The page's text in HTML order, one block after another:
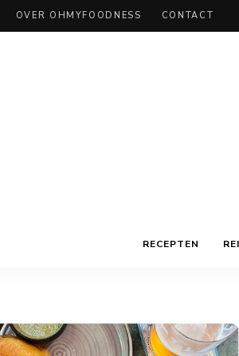
OVER OHMYFOODNESS CONTACT
RECEPTEN